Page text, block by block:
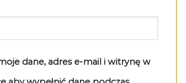
dane, adres e-mail i witrynę w